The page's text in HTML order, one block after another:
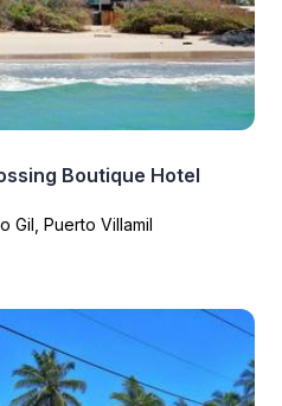
Boutique Hotel
Gil, Puerto Villamil